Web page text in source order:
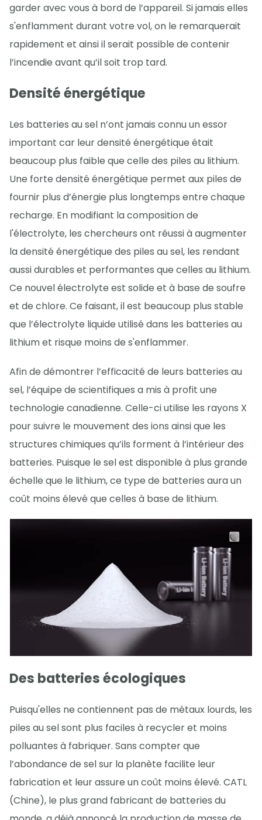
garder avec vous à bord de l’appareil. Si jamais elles
s'enflamment durant votre vol, on le remarquerait
rapidement et ainsi il serait possible de contenir
l’incendie avant qu’il soit trop tard.
Densité énergétique
Les batteries au sel n’ont jamais connu un essor
important car leur densité énergétique était
beaucoup plus faible que celle des piles au lithium.
Une forte densité énergétique permet aux piles de
fournir plus d’énergie plus longtemps entre chaque
recharge. En modifiant la composition de
l'électrolyte, les chercheurs ont réussi à augmenter
la densité énergétique des piles au sel, les rendant
aussi durables et performantes que celles au lithium.
Ce nouvel électrolyte est solide et à base de soufre
et de chlore. Ce faisant, il est beaucoup plus stable
que l’électrolyte liquide utilisé dans les batteries au
lithium et risque moins de s'enflammer.
Afin de démontrer l’efficacité de leurs batteries au
sel, l’équipe de scientifiques a mis à profit une
technologie canadienne. Celle-ci utilise les rayons X
pour suivre le mouvement des ions ainsi que les
structures chimiques qu’ils forment à l’intérieur des
batteries. Puisque le sel est disponible à plus grande
échelle que le lithium, ce type de batteries aura un
coût moins élevé que celles à base de lithium.
Des batteries écologiques
Puisqu'elles ne contiennent pas de métaux lourds, les
piles au sel sont plus faciles à recycler et moins
polluantes à fabriquer. Sans compter que
l’abondance de sel sur la planète facilite leur
fabrication et leur assure un coût moins élevé. CATL
(Chine), le plus grand fabricant de batteries du